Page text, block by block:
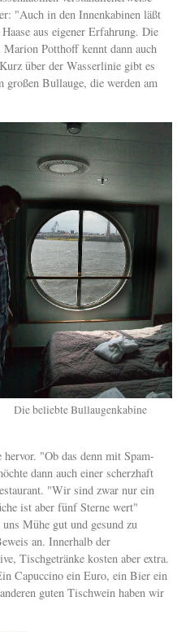
"Auch in den Innenkabinen läßt
aus eigener Erfahrung. Die
Potthoff kennt dann auch
über der Wasserlinie gibt es
Bullauge, die werden am
Die beliebte Bullaugenkabine
"Ob das denn mit Spam-
dann auch einer scherzhaft
"Wir sind zwar nur ein
ist aber fünf Sterne wert"
Mühe gut und gesund zu
an. Innerhalb der
Tischgetränke kosten aber extra.
Capuccino ein Euro, ein Bier ein
guten Tischwein haben wir